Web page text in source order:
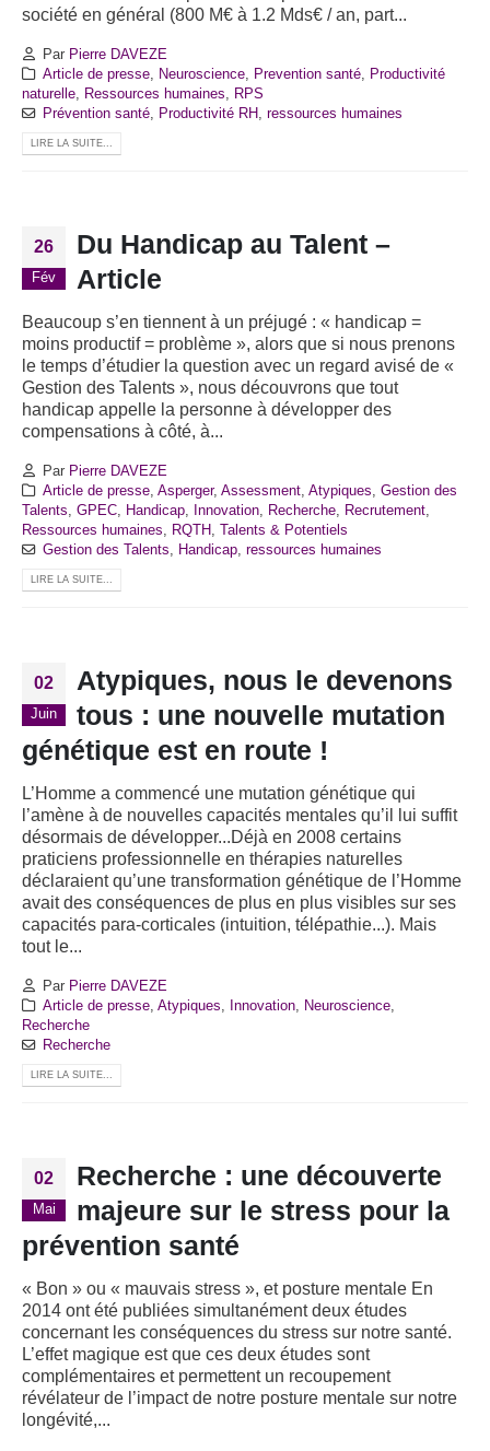
société en général (800 M€ à 1.2 Mds€ / an, part...
Par Pierre DAVEZE
Article de presse, Neuroscience, Prevention santé, Productivité
naturelle, Ressources humaines, RPS
Prévention santé, Productivité RH, ressources humaines
LIRE LA SUITE...
26
Fév
Du Handicap au Talent –
Article
Beaucoup s’en tiennent à un préjugé : « handicap =
moins productif = problème », alors que si nous prenons
le temps d’étudier la question avec un regard avisé de «
Gestion des Talents », nous découvrons que tout
handicap appelle la personne à développer des
compensations à côté, à...
Par Pierre DAVEZE
Article de presse, Asperger, Assessment, Atypiques, Gestion des
Talents, GPEC, Handicap, Innovation, Recherche, Recrutement,
Ressources humaines, RQTH,
Talents & Potentiels
Gestion des Talents, Handicap, ressources humaines
LIRE LA SUITE...
02
Juin
Atypiques, nous le devenons
tous : une nouvelle mutation
génétique est en route !
L’Homme a commencé une mutation génétique qui
l’amène à de nouvelles capacités mentales qu’il lui suffit
désormais de développer...Déjà en 2008 certains
praticiens professionnelle en thérapies naturelles
déclaraient qu’une transformation génétique de l’Homme
avait des conséquences de plus en plus visibles sur ses
capacités para-corticales (intuition, télépathie...). Mais
tout le...
Par Pierre DAVEZE
Article de presse, Atypiques, Innovation, Neuroscience,
Recherche
Recherche
LIRE LA SUITE...
02
Mai
Recherche : une découverte
majeure sur le stress pour la
prévention santé
« Bon » ou « mauvais stress », et posture mentale En
2014 ont été publiées simultanément deux études
concernant les conséquences du stress sur notre santé.
L’effet magique est que ces deux études sont
complémentaires et permettent un recoupement
révélateur de l’impact de notre posture mentale sur notre
longévité,...